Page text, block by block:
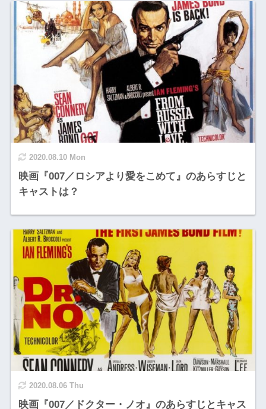
2020.08.10 Mon
映画『007／ロシアより愛をこめて』のあらすじと
キャストは？
2020.08.06 Thu
映画『007／ドクター・ノオ』のあらすじとキャス